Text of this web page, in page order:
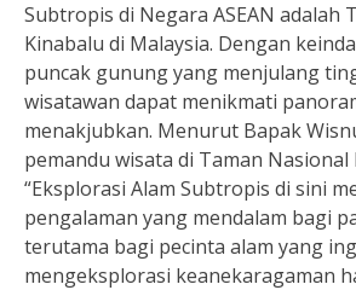
Subtropis di Negara ASEAN adalah
Kinabalu di Malaysia. Dengan
puncak gunung yang menjulang
wisatawan dapat menikmati
menakjubkan. Menurut Bapak
pemandu wisata di Taman Nasional
“Eksplorasi Alam Subtropis di sini
pengalaman yang mendalam bagi
terutama bagi pecinta alam yang
mengeksplorasi keanekaragaman